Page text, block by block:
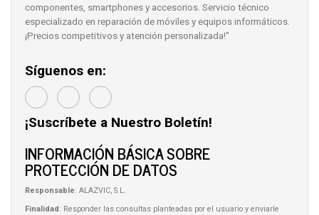
componentes, smartphones y accesorios. Servicio técnico
especializado en reparación de móviles y equipos informáticos.
¡Precios competitivos y atención personalizada!"
Síguenos en:
¡Suscríbete a Nuestro Boletín!
INFORMACIÓN BÁSICA SOBRE
PROTECCIÓN DE DATOS
Responsable: ALAZVIC, S.L.
Finalidad : Responder las consultas planteadas por el usuario y enviarle